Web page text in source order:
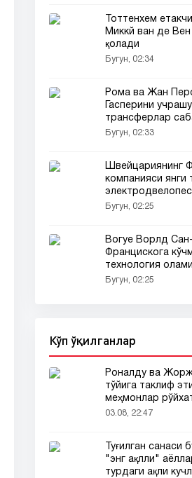
Тоттенхем
Миккй ван де
қолади
Бугун, 02:34
Рома ва Жан
Гасперини
трансферлар
интервю бекор
Бугун, 02:33
Швейцариянинг
компанияси янги
тақдим этди
Бугун, 02:25
Вогуе Ворлд Сан-
Францискога
технология
чўққисида
Бугун, 02:25
Кўп ўқилганлар
Роналду ва
тўйига таклиф
меҳмонлар
шувда
03.08, 22:47
Туғилган санаси
"энг ақлли"
турдаги ақли